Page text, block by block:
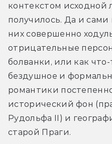
контекстом исходной
получилось. Да и
них совершенно
отрицательные
болванки, или как
бездушное и
романтики
исторический фон
Рудольфа II) и
старой Праги.